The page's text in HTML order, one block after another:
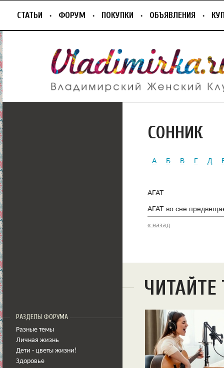
СТАТЬИ ФОРУМ ПОКУПКИ ОБЪЯВЛЕНИЯ
РАЗДЕЛЫ ФОРУМА
Разные темы
Личная жизнь
Дети - цветы жизни!
Здоровье
СОННИК
А Б В Г Д
АГАТ
АГАТ во сне
« назад